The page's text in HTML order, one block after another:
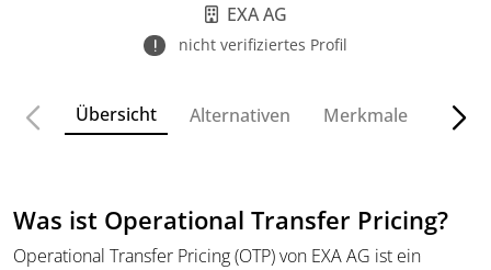
EXA AG
nicht verifiziertes Profil
Übersicht Alternativen Merkmale
Was ist Operational Transfer Pricing?
Operational Transfer Pricing (OTP) von EXA AG ist ein